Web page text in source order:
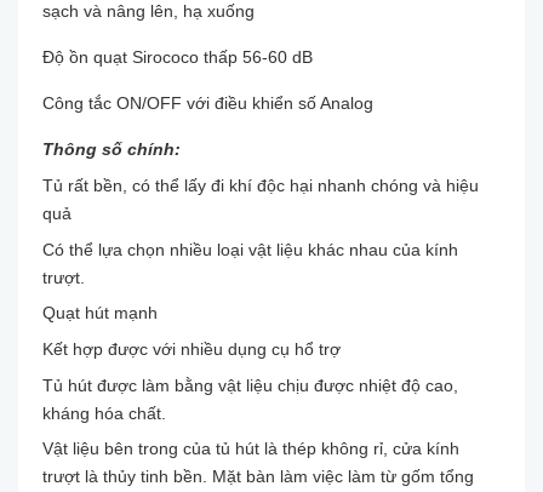
sạch và nâng lên, hạ xuống
Độ ồn quạt Sirococo thấp 56-60 dB
Công tắc ON/OFF với điều khiển số Analog
Thông số chính:
Tủ rất bền, có thể lấy đi khí độc hại nhanh chóng và hiệu
quả
Có thể lựa chọn nhiều loại vật liệu khác nhau của kính
trượt.
Quạt hút mạnh
Kết hợp được với nhiều dụng cụ hổ trợ
Tủ hút được làm bằng vật liệu chịu được nhiệt độ cao,
kháng hóa chất.
Vật liệu bên trong của tủ hút là thép không rỉ, cửa kính
trượt là thủy tinh bền. Mặt bàn làm việc làm từ gốm tổng